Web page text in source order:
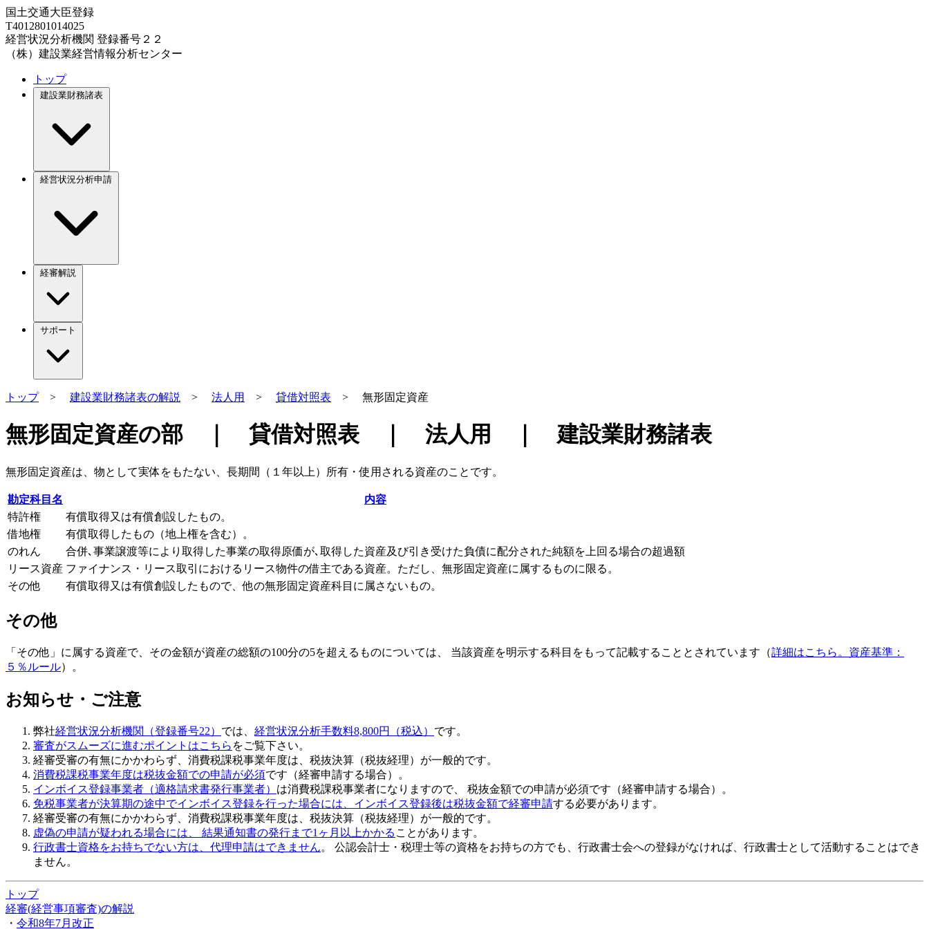
国土交通大臣登録
T4012801014025
経営状況分析機関 登録番号２２
（株）建設業経営情報分析センター
トップ
建設業財務諸表
経営状況分析申請
経審解説
サポート
トップ> 建設業財務諸表の解説 > 法人用 > 貸借対照表 > 無形固定資産
無形固定資産の部 ｜ 貸借対照表 ｜ 法人用 ｜ 建設業財務諸表
無形固定資産は、物として実体をもたない、長期間（１年以上）所有・使用される資産のことです。
勘定科目名
内容
特許権
有償取得又は有償創設したもの。
借地権
有償取得したもの（地上権を含む）。
のれん
合併､事業譲渡等により取得した事業の取得原価が､取得した資産及び引き受けた負債に配分された純額を上回る場合の超過額
リース資産 ファイナンス・リース取引におけるリース物件の借主である資産。ただし、無形固定資産に属するものに限る。
その他
有償取得又は有償創設したもので、他の無形固定資産科目に属さないもの。
その他
「その他」に属する資産で、その金額が資産の総額の100分の5を超えるものについては、 当該資産を明示する科目をもって記載することとされています（詳細はこちら。資産基準：
５％ルール）。
お知らせ・ご注意
弊社経営状況分析機関（登録番号22） では、 経営状況分析手数料8,800円（税込） です。
審査がスムーズに進むポイントはこちら をご覧下さい。
経審受審の有無にかかわらず、消費税課税事業年度は、税抜決算（税抜経理）が一般的です。
消費税課税事業年度は税抜金額での申請が必須です（経審申請する場合）。
インボイス登録事業者（適格請求書発行事業者） は消費税課税事業者になりますので、 税抜金額での申請が必須です（経審申請する場合）。
免税事業者が決算期の途中でインボイス登録を行った場合には、インボイス登録後は税抜金額で経審申請する必要があります。
経審受審の有無にかかわらず、 消費税課税事業年度は、税抜決算（税抜経理）が一般的です。
虚偽の申請が疑われる場合には、 結果通知書の発行まで1ヶ月以上かかる ことがあります。
行政書士資格をお持ちでない方は、代理申請はできません。 公認会計士・税理士等の資格をお持ちの方でも、行政書士会への登録がなければ、行政書士として活動することはでき
ません。
トップ
経審(経営事項審査)の解説
・ 令和8年7月改正